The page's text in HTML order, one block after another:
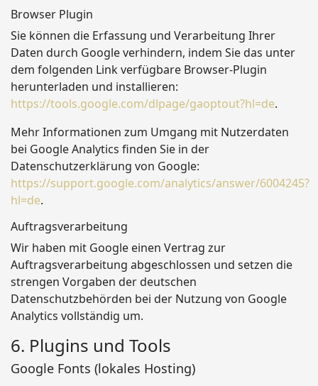
Browser Plugin
Sie können die Erfassung und Verarbeitung Ihrer
Daten durch Google verhindern, indem Sie das unter
dem folgenden Link verfügbare Browser-Plugin
herunterladen und installieren:
https://tools.google.com/dlpage/gaoptout?hl=de.
Mehr Informationen zum Umgang mit Nutzerdaten
bei Google Analytics finden Sie in der
Datenschutzerklärung von Google:
https://support.google.com/analytics/answer/6004245?
hl=de.
Auftragsverarbeitung
Wir haben mit Google einen Vertrag zur
Auftragsverarbeitung abgeschlossen und setzen die
strengen Vorgaben der deutschen
Datenschutzbehörden bei der Nutzung von Google
Analytics vollständig um.
6. Plugins und Tools
Google Fonts (lokales Hosting)